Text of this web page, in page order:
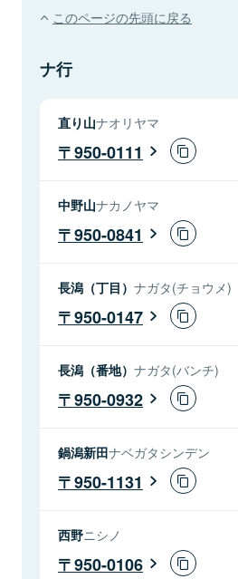
このページの先頭に戻る
ナ行
直り山ナオリヤマ
950-0111
中野山ナカノヤマ
950-0841
長潟（丁目） ナガタ(チョウメ)
950-0147
長潟（番地） ナガタ(バンチ)
950-0932
鍋潟新田ナベガタシンデン
950-1131
西野ニシノ
950-0106